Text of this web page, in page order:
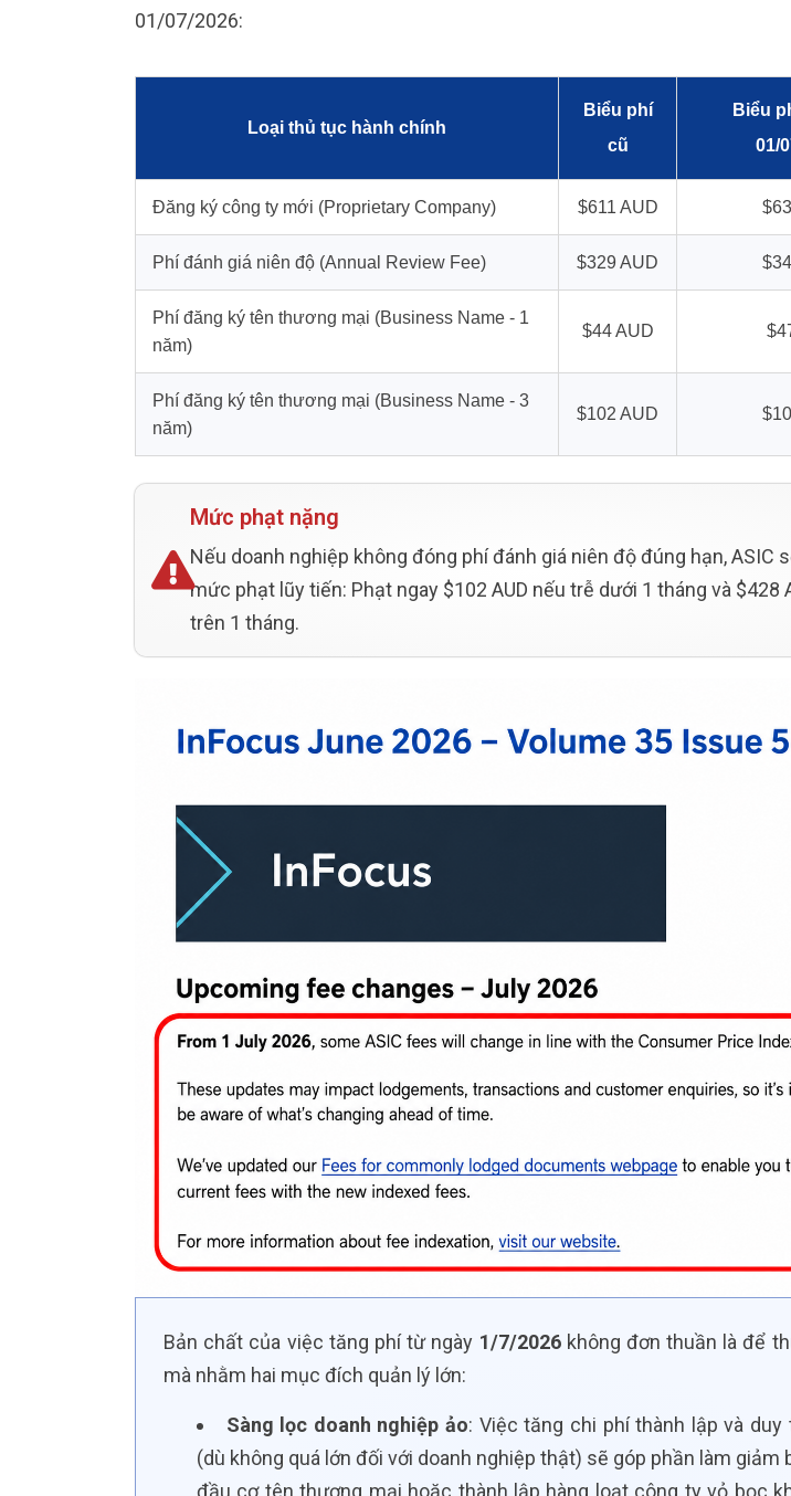
01/07/2026:
Loại thủ tục hành chính
Biểu phí
cũ
Biểu
01/
Đăng ký công ty mới (Proprietary Company) $611 AUD
Phí đánh giá niên độ (Annual Review Fee) $329 AUD
Phí đăng ký tên thương mại (Business Name - 1
năm)
$44 AUD
Phí đăng ký tên thương mại (Business Name - 3
năm)
$102 AUD
Mức phạt nặng
Nếu doanh nghiệp không đóng phí đánh giá niên độ đúng hạn, ASIC
mức phạt lũy tiến: Phạt ngay $102 AUD nếu trễ dưới 1 tháng và $428
trên 1 tháng.
Bản chất của việc tăng phí từ ngày 1/7/2026không đơn thuần là để
mà nhằm hai mục đích quản lý lớn:
Sàng lọc doanh nghiệp ảo: Việc tăng chi phí thành lập và duy
(dù không quá lớn đối với doanh nghiệp thật) sẽ góp phần làm giảm